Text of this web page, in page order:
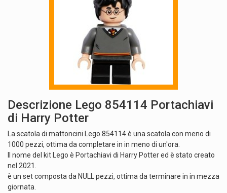
Descrizione Lego 854114 Portachiavi
di Harry Potter
La scatola di mattoncini Lego 854114 è una scatola con meno di
1000 pezzi, ottima da completare in in meno di un'ora.
Il nome del kit Lego è Portachiavi di Harry Potter ed è stato creato
nel 2021.
è un set composta da NULL pezzi, ottima da terminare in in mezza
giornata.